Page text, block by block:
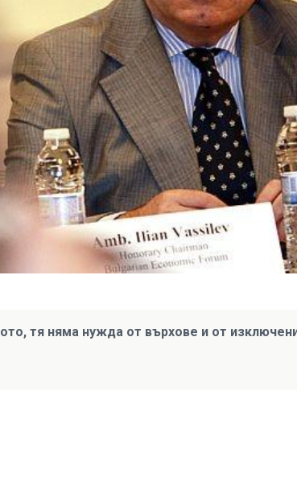
тя няма нужда от върхове и от